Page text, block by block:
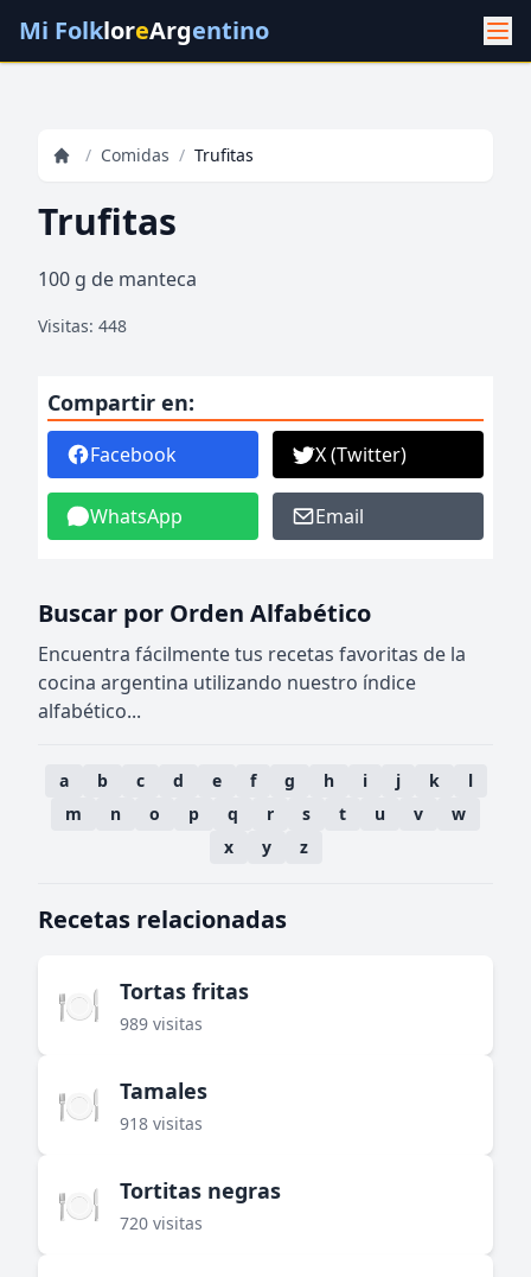
Mi FolkloreArgentino
/ Comidas / Trufitas
Trufitas
100 g de manteca
Visitas: 448
Compartir en:
Facebook X (Twitter)
WhatsApp Email
Buscar por Orden Alfabético
Encuentra fácilmente tus recetas favoritas de la
cocina argentina utilizando nuestro índice
alfabético...
a b c d e f g h i j k
l
m
n o p q r s t u v
w
x
y z
Recetas relacionadas
🍽️ Tortas fritas
989 visitas
🍽️ Tamales
918 visitas
🍽️ Tortitas negras
720 visitas